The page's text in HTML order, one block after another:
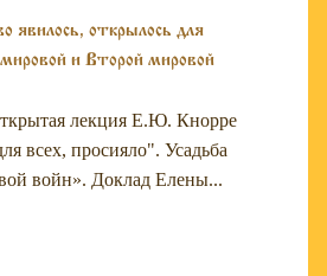
открылось для
и Второй мировой
лекция Е.Ю. Кнорре
всех, просияло". Усадьба
войн». Доклад Елены...